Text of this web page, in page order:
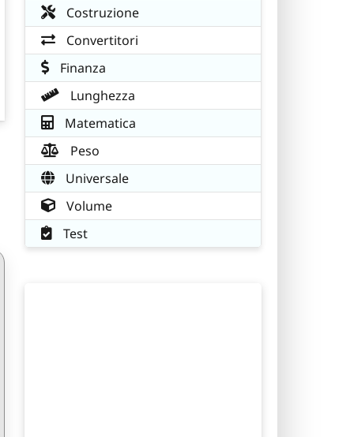
Costruzione
Convertitori
Finanza
Lunghezza
Matematica
Peso
Universale
Volume
Test